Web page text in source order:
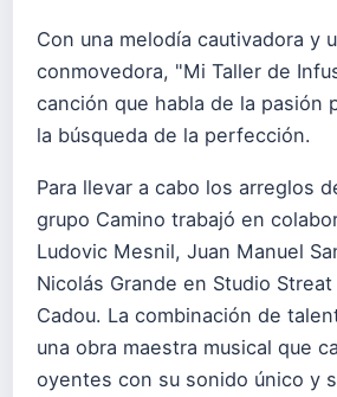
Con una melodía cautivadora y
conmovedora, "Mi Taller de
canción que habla de la pasión
la búsqueda de la perfección.
Para llevar a cabo los arreglos
grupo Camino trabajó en
Ludovic Mesnil, Juan Manuel
Nicolás Grande en Studio
Cadou. La combinación de
una obra maestra musical que
oyentes con su sonido único y